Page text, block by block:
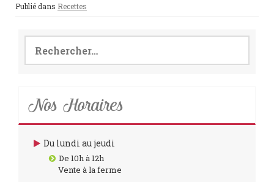
Publié dans Recettes
Rechercher :
Nos Horaires
Du lundi au jeudi
De 10h à 12h
Vente à la ferme